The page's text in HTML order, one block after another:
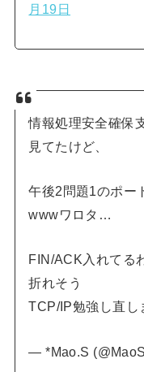
月19日
情報処理安全確保
見てたけど、
午後2問題1のポー
wwwワロタ…
FIN/ACK入れてる
折れそう
TCP/IP勉強し直
— *Mao.S